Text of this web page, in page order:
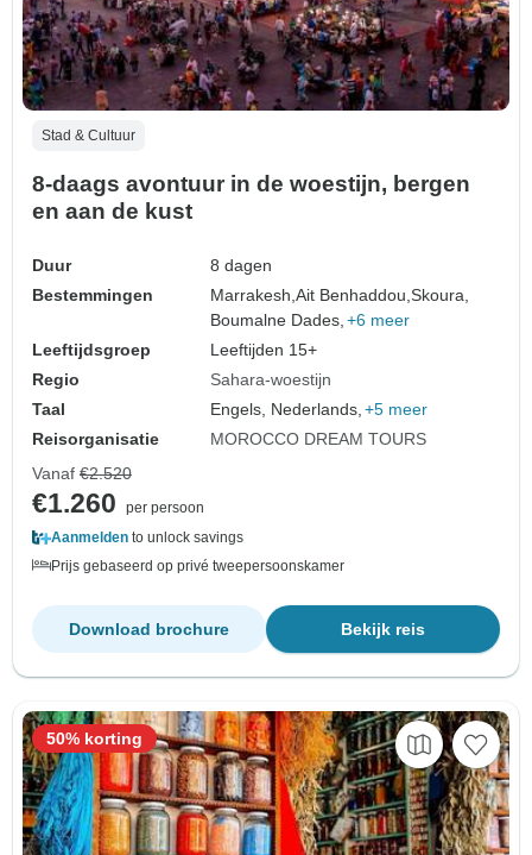
Stad & Cultuur
8-daags avontuur in de woestijn, bergen
en aan de kust
Duur
8 dagen
Bestemmingen
Marrakesh,Ait Benhaddou,Skoura,
Boumalne Dades, +6 meer
Leeftijdsgroep
Leeftijden 15+
Regio
Sahara-woestijn
Taal
Engels, Nederlands, +5 meer
Reisorganisatie
MOROCCO DREAM TOURS
Vanaf €2.520
€1.260
per persoon
Aanmelden to unlock savings
Prijs gebaseerd op privé tweepersoonskamer
Bekijk reis
Download brochure
50% korting